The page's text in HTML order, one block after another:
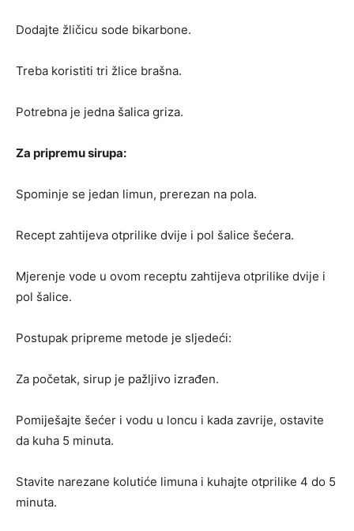
Dodajte žličicu sode bikarbone.
Treba koristiti tri žlice brašna.
Potrebna je jedna šalica griza.
Za pripremu sirupa:
Spominje se jedan limun, prerezan na pola.
Recept zahtijeva otprilike dvije i pol šalice šećera.
Mjerenje vode u ovom receptu zahtijeva otprilike dvije i
pol šalice.
Postupak pripreme metode je sljedeći:
Za početak, sirup je pažljivo izrađen.
Pomiješajte šećer i vodu u loncu i kada zavrije, ostavite
da kuha 5 minuta.
Stavite narezane kolutiće limuna i kuhajte otprilike 4 do 5
minuta.